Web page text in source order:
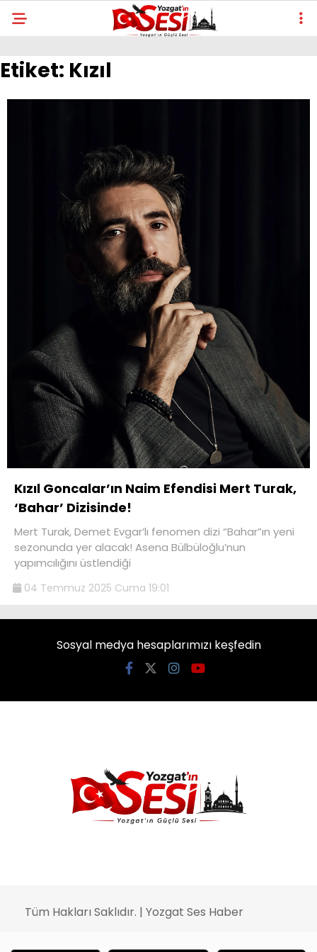
Etiket: Kızıl
Kızıl Goncalar’ın Naim Efendisi Mert Turak,
‘Bahar’ Dizisinde!
Mert Turak, Demet Evgar’lı fenomen dizi “Bahar”ın yeni
sezonunda yer alacak! Asena Bülbüloğlu’nun
yapımcılığını üstlendiği
04 Temmuz 2025 Cuma 19:01
Sosyal medya hesaplarımızı keşfedin
Tüm Hakları Saklıdır. | Yozgat Ses Haber